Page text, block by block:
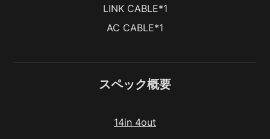
LINK CABLE*1
AC CABLE*1
スペック概要
14in 4out